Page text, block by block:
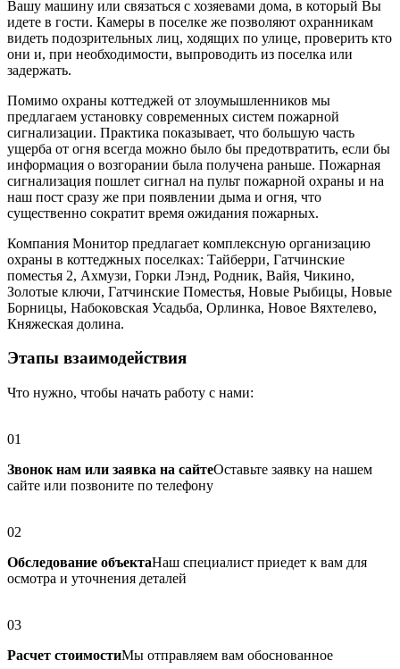
Вашу машину или связаться с хозяевами дома, в который Вы
идете в гости. Камеры в поселке же позволяют охранникам
видеть подозрительных лиц, ходящих по улице, проверить кто
они и, при необходимости, выпроводить из поселка или
задержать.
Помимо охраны коттеджей от злоумышленников мы
предлагаем установку современных систем пожарной
сигнализации. Практика показывает, что большую часть
ущерба от огня всегда можно было бы предотвратить, если бы
информация о возгорании была получена раньше. Пожарная
сигнализация пошлет сигнал на пульт пожарной охраны и на
наш пост сразу же при появлении дыма и огня, что
существенно сократит время ожидания пожарных.
Компания Монитор предлагает комплексную организацию
охраны в коттеджных поселках: Тайберри, Гатчинские
поместья 2, Ахмузи, Горки Лэнд, Родник, Вайя, Чикино,
Золотые ключи, Гатчинские Поместья, Новые Рыбицы, Новые
Борницы, Набоковская Усадьба, Орлинка, Новое Вяхтелево,
Княжеская долина.
Этапы взаимодействия
Что нужно, чтобы начать работу с нами:
01
Звонок нам или заявка на сайтеОставьте заявку на нашем
сайте или позвоните по телефону
02
Обследование объектаНаш специалист приедет к вам для
осмотра и уточнения деталей
03
Расчет стоимостиМы отправляем вам обоснованное